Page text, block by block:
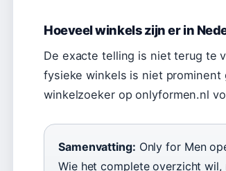
Hoeveel winkels zijn er in
De exacte telling is niet terug te
fysieke winkels is niet prominent
winkelzoeker op onlyformen.nl
Samenvatting: Only for Men
Wie het complete overzicht